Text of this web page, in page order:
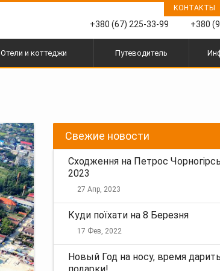
КОНТАКТЫ
+380 (67) 225-33-99 +380
Отели и коттеджи Путеводитель
Свежие новости
Сходження на Петрос
2023
27 Апр, 2023
Куди поїхати на 8 Березня
17 Фев, 2022
Новый Год на носу, время дарить